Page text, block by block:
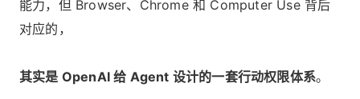
能力，但 Browser、Chrome 和 Computer Use 背后
对应的，
其实是 OpenAI 给 Agent 设计的一套行动权限体系。